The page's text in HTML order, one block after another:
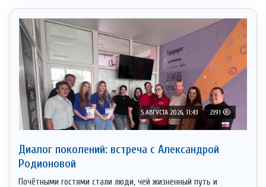
5 АВГУСТА 2026, 11:43 2391
Диалог поколений: встреча с Александрой
Родионовой
Почётными гостями стали люди, чей жизненный путь и